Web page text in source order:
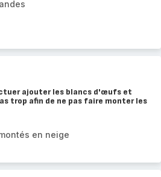
ajouter les blancs d'œufs et
trop afin de ne pas faire monter les
en neige